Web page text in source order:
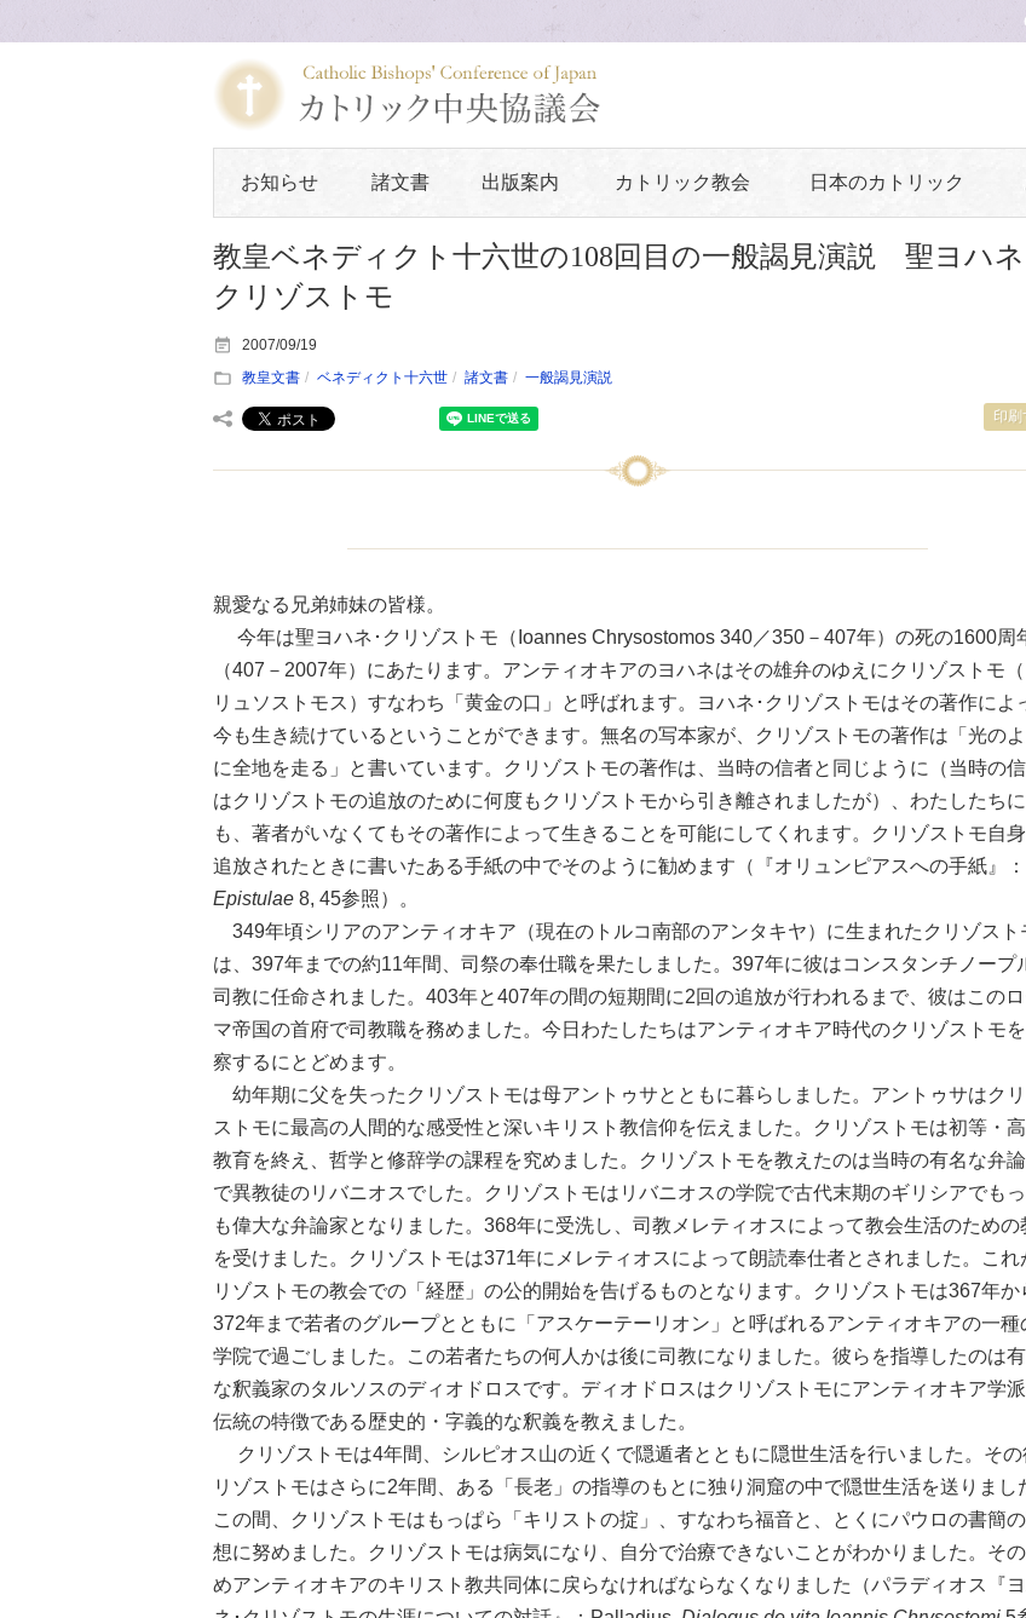
お知らせ 諸文書 出版案内 カトリック教会 日本のカトリック
教皇ベネディクト十六世の108回目の一般謁見演説 聖ヨハネ
クリゾストモ
印刷
2007/09/19
教皇文書
ベネディクト十六世 諸文書 一般謁見演説
親愛なる兄弟姉妹の皆様。
今年は聖ヨハネ･クリゾストモ（Ioannes Chrysostomos 340／350－407年）の死の1600周
（407－2007年）にあたります。アンティオキアのヨハネはその雄弁のゆえにクリゾストモ（
リュソストモス）すなわち「黄金の口」と呼ばれます。ヨハネ･クリゾストモはその著作によ
今も生き続けているということができます。無名の写本家が、クリゾストモの著作は「光のよ
に全地を走る」と書いています。クリゾストモの著作は、当時の信者と同じように（当時の
はクリゾストモの追放のために何度もクリゾストモから引き離されましたが）、わたしたちに
も、著者がいなくてもその著作によって生きることを可能にしてくれます。クリゾストモ自身
追放されたときに書いたある手紙の中でそのように勧めます（『オリュンピアスへの手紙』：
Epistulae 8, 45参照）。
349年頃シリアのアンティオキア（現在のトルコ南部のアンタキヤ）に生まれたクリゾスト
は、397年までの約11年間、司祭の奉仕職を果たしました。397年に彼はコンスタンチノープ
司教に任命されました。403年と407年の間の短期間に2回の追放が行われるまで、彼はこの
マ帝国の首府で司教職を務めました。今日わたしたちはアンティオキア時代のクリゾストモ
察するにとどめます。
幼年期に父を失ったクリゾストモは母アントゥサとともに暮らしました。アントゥサはク
ストモに最高の人間的な感受性と深いキリスト教信仰を伝えました。クリゾストモは初等・
教育を終え、哲学と修辞学の課程を究めました。クリゾストモを教えたのは当時の有名な弁
で異教徒のリバニオスでした。クリゾストモはリバニオスの学院で古代末期のギリシアでもっ
も偉大な弁論家となりました。368年に受洗し、司教メレティオスによって教会生活のための
を受けました。クリゾストモは371年にメレティオスによって朗読奉仕者とされました。これ
リゾストモの教会での「経歴」の公的開始を告げるものとなります。クリゾストモは367年か
372年まで若者のグループとともに「アスケーテーリオン」と呼ばれるアンティオキアの一種
学院で過ごしました。この若者たちの何人かは後に司教になりました。彼らを指導したのは
な釈義家のタルソスのディオドロスです。ディオドロスはクリゾストモにアンティオキア学
伝統の特徴である歴史的・字義的な釈義を教えました。
クリゾストモは4年間、シルピオス山の近くで隠遁者とともに隠世生活を行いました。その
リゾストモはさらに2年間、ある「長老」の指導のもとに独り洞窟の中で隠世生活を送りまし
この間、クリゾストモはもっぱら「キリストの掟」、すなわち福音と、とくにパウロの書簡
想に努めました。クリゾストモは病気になり、自分で治療できないことがわかりました。そ
めアンティオキアのキリスト教共同体に戻らなければならなくなりました（パラディオス『